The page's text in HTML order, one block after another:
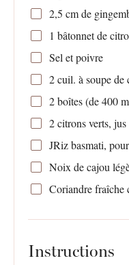
2,5 cm de
1 bâtonnet de
Sel et poivre
2cuil. à soupe de
2boîtes (de 400
2citrons verts, jus
JRiz basmati,
Noix de cajou
Coriandre fraîche
Instructions